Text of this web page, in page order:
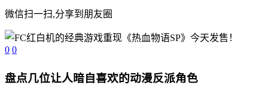
微信扫一扫,分享到朋友圈
0 0
盘点几位让人暗自喜欢的动漫反派角色